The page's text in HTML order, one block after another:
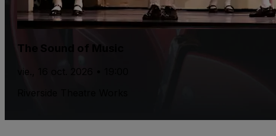
The Sound of Music
vie., 16 oct. 2026 • 19:00